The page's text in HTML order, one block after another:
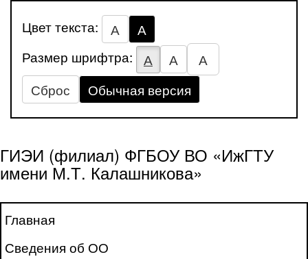
Цвет текста: А
А
Размер шрифтра:
А А
А
Сброс
Обычная версия
ГИЭИ (филиал) ФГБОУ ВО «ИжГТУ
имени М.Т. Калашникова»
Главная
Сведения об ОО